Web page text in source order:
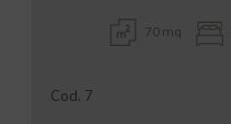
70 mq
Cod. 7